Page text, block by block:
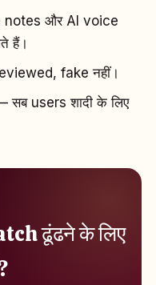
और AI voice
हैं।
fake नहीं।
सब users शादी के लिए
ढूंढने के लिए